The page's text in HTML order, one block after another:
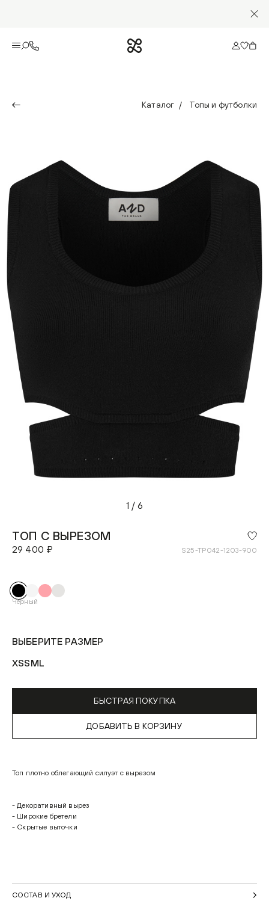
Каталог Топы и футболки
1 /6
ТОП С ВЫРЕЗОМ
29 400 ₽ S25-TP042-1203-900
Чёрный
ВЫБЕРИТЕ РАЗМЕР
XSSML
БЫСТРАЯ ПОКУПКА
ДОБАВИТЬ В КОРЗИНУ
Топ плотно облегающий силуэт с вырезом
- Декоративный вырез
- Широкие бретели
- Скрытые выточки
СОСТАВ И УХОД